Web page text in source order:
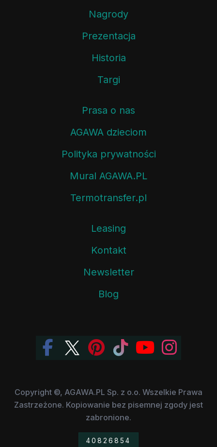
Nagrody
Prezentacja
Historia
Targi
Prasa o nas
AGAWA dzieciom
Polityka prywatności
Mural AGAWA.PL
Termotransfer.pl
Leasing
Kontakt
Newsletter
Blog
Copyright ©, AGAWA.PL Sp. z o.o. Wszelkie Prawa
Zastrzeżone. Kopiowanie bez pisemnej zgody jest
zabronione.
40826854